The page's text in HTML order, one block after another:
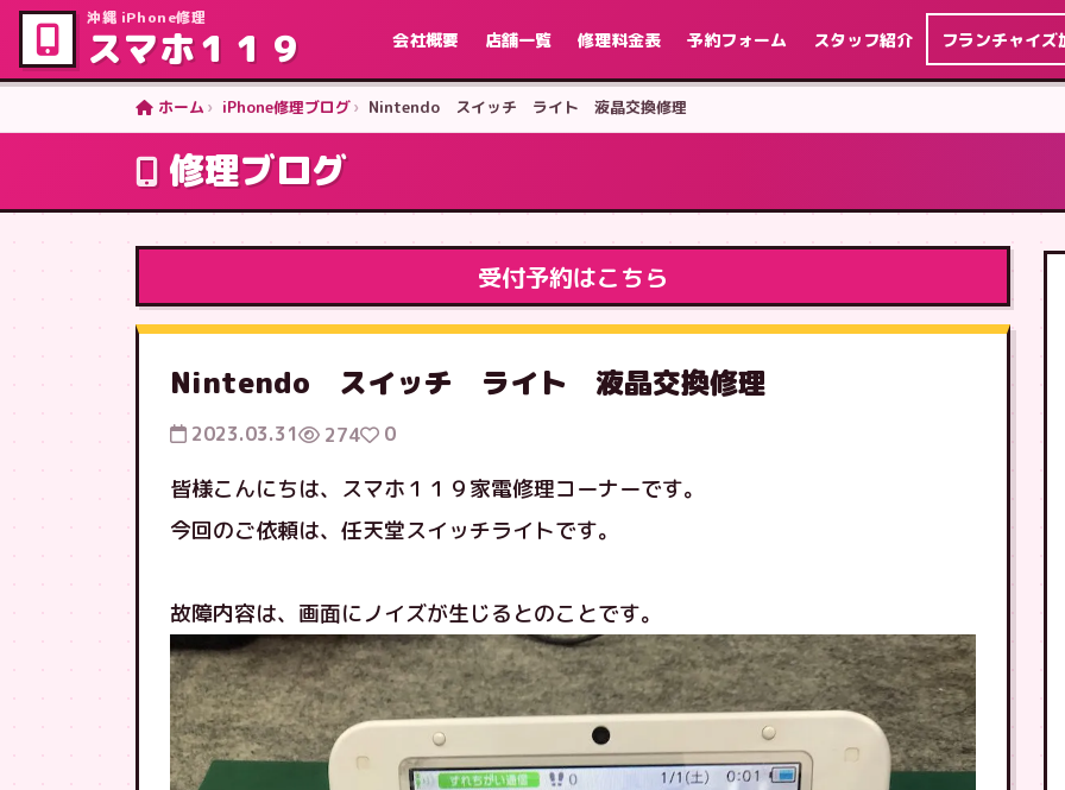
沖縄 iPhone修理
スマホ１１９ 会社概要 店舗一覧 修理料金表 予約フォーム スタッフ紹介 フランチャイズ
ホーム iPhone修理ブログ Nintendo スイッチ ライト 液晶交換修理
修理ブログ
受付予約はこちら
Nintendo スイッチ ライト 液晶交換修理
2023.03.31 274 0
皆様こんにちは、スマホ１１９家電修理コーナーです。
今回のご依頼は、任天堂スイッチライトです。
故障内容は、画面にノイズが生じるとのことです。